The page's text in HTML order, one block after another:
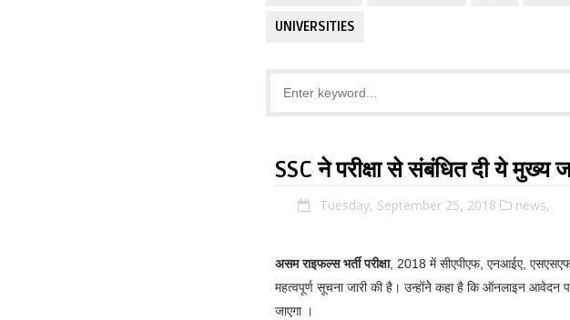
UNIVERSITIES
SSC ने परीक्षा से संबंधित दी ये मुख्य
Tuesday, September 25, 2018 news,
असम राइफल्स भर्ती परीक्षा, 2018 में सीएपीएफ, एनआईए,
महत्वपूर्ण सूचना जारी की है। उन्होंनेे कहा है कि ऑनलाइन
जाएगा ।